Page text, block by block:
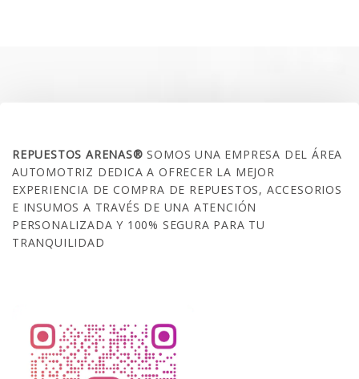
REPUESTOS ARENAS®SOMOS UNA EMPRESA DEL ÁREA
AUTOMOTRIZ DEDICA A OFRECER LA MEJOR
EXPERIENCIA DE COMPRA DE REPUESTOS, ACCESORIOS
E INSUMOS A TRAVÉS DE UNA ATENCIÓN
PERSONALIZADA Y 100% SEGURA PARA TU
TRANQUILIDAD